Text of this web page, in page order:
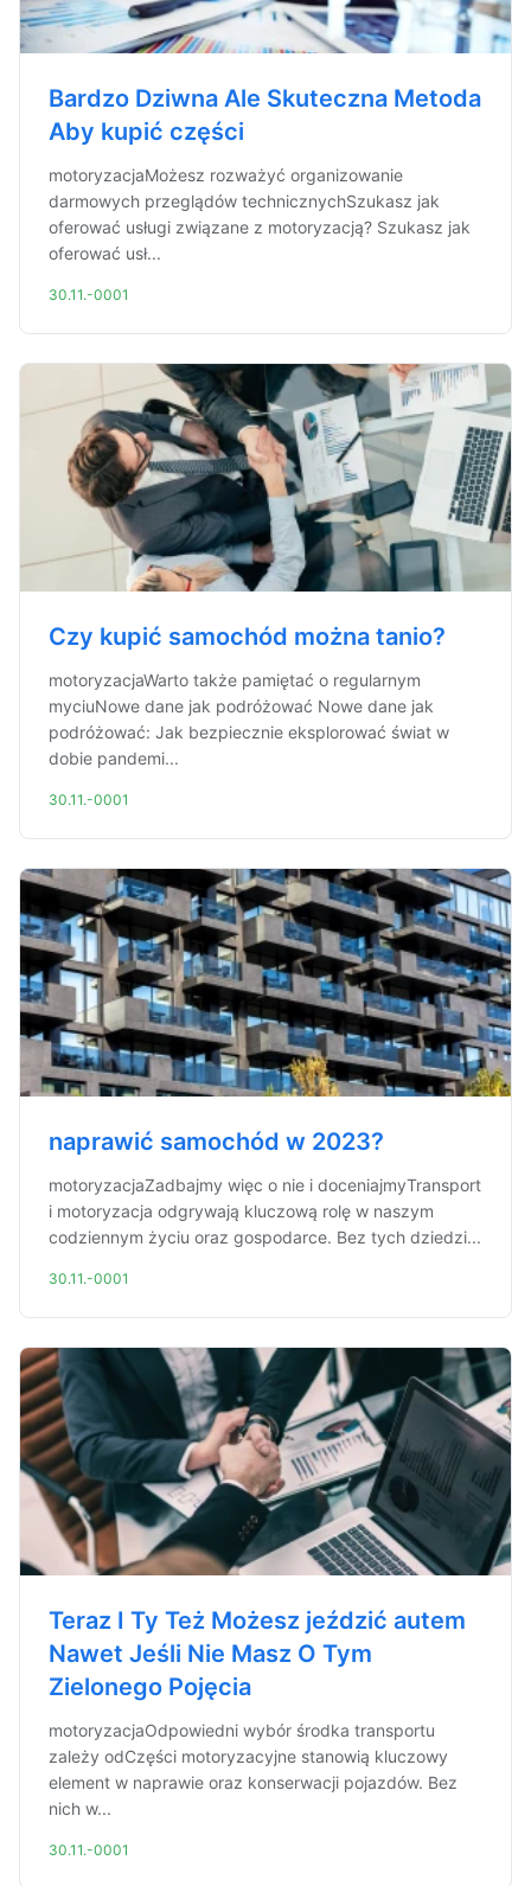
Bardzo Dziwna Ale Skuteczna Metoda
Aby kupić części
motoryzacjaMożesz rozważyć organizowanie
darmowych przeglądów technicznychSzukasz jak
oferować usługi związane z motoryzacją? Szukasz jak
oferować usł...
30.11.-0001
Czy kupić samochód można tanio?
motoryzacjaWarto także pamiętać o regularnym
myciuNowe dane jak podróżować Nowe dane jak
podróżować: Jak bezpiecznie eksplorować świat w
dobie pandemi...
30.11.-0001
naprawić samochód w 2023?
motoryzacjaZadbajmy więc o nie i doceniajmyTransport
i motoryzacja odgrywają kluczową rolę w naszym
codziennym życiu oraz gospodarce. Bez tych dziedzi...
30.11.-0001
Teraz I Ty Też Możesz jeździć autem
Nawet Jeśli Nie Masz O Tym
Zielonego Pojęcia
motoryzacjaOdpowiedni wybór środka transportu
zależy odCzęści motoryzacyjne stanowią kluczowy
element w naprawie oraz konserwacji pojazdów. Bez
nich w...
30.11.-0001